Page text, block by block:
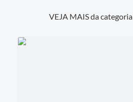
VEJA MAIS da categoria